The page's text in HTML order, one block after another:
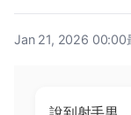
Jan 21, 2026 00:00